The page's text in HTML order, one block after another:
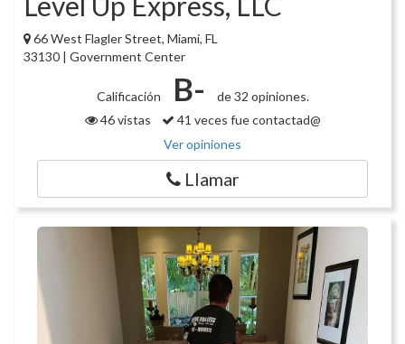
66 West Flagler Street, Miami, FL
33130 | Government Center
Calificación B-
de 32 opiniones.
46 vistas
41 veces fue contactad@
Ver opiniones
Llamar